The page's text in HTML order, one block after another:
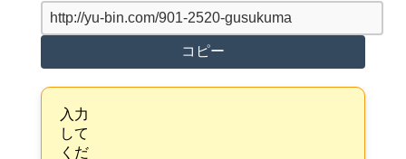
コピー
入力
して
くだ